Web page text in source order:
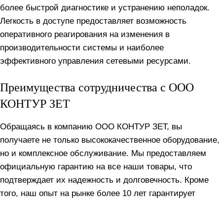
более быстрой диагностике и устранению неполадок.
Легкость в доступе предоставляет возможность
оперативного реагирования на изменения в
производительности системы и наиболее
эффективного управления сетевыми ресурсами.
Преимущества сотрудничества с ООО
КОНТУР ЗЕТ
Обращаясь в компанию ООО КОНТУР ЗЕТ, вы
получаете не только высококачественное оборудование,
но и комплексное обслуживание. Мы предоставляем
официальную гарантию на все наши товары, что
подтверждает их надежность и долговечность. Кроме
того, наш опыт на рынке более 10 лет гарантирует